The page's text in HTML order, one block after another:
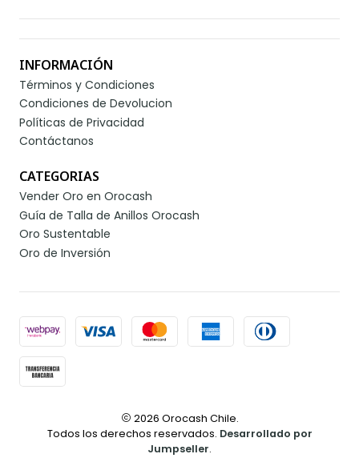
INFORMACIÓN
Términos y Condiciones
Condiciones de Devolucion
Políticas de Privacidad
Contáctanos
CATEGORIAS
Vender Oro en Orocash
Guía de Talla de Anillos Orocash
Oro Sustentable
Oro de Inversión
2026 Orocash Chile.
Todos los derechos reservados. Desarrollado por
Jumpseller.